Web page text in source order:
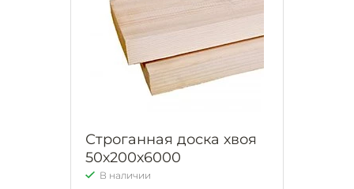
Строганная доска хвоя
50х200х6000
В наличии